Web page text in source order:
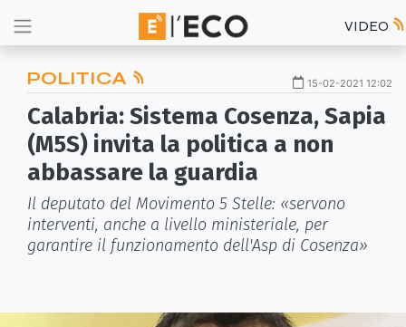
VIDEO
POLITICA 15-02-2021 12:02
Calabria: Sistema Cosenza, Sapia
(M5S) invita la politica a non
abbassare la guardia
Il deputato del Movimento 5 Stelle: «servono
interventi, anche a livello ministeriale, per
garantire il funzionamento dell'Asp di Cosenza»